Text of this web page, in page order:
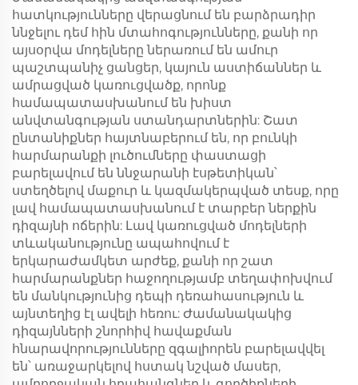
հատկությունները վերացնում են բարձրադիր
ննջելու դեմ հին մտահոգությունները, քանի որ
այսօրվա մոդելները ներառում են ամուր
պաշտպանիչ ցանցեր, կայուն աստիճաններ և
ամրացված կառուցվածք, որոնք
համապատասխանում են խիստ
անվտանգության ստանդարտներին: Շատ
ընտանիքներ հայտնաբերում են, որ բունկի
հարմարանքի լուծումները փաստացի
բարելավում են ննջարանի էսթետիկան՝
ստեղծելով մաքուր և կազմակերպված տեսք, որը
լավ համապատասխանում է տարբեր ներքին
դիզայնի ոճերին: Լավ կառուցված մոդելների
տևականությունը ապահովում է
երկարաժամկետ արժեք, քանի որ շատ
հարմարանքներ հաջողությամբ տեղափոխվում
են մանկությունից դեպի դեռահասություն և
այնտեղից էլ ավելի հեռու: Ժամանակակից
դիզայնների շնորհիվ հավաքման
հնարավորությունները զգալիորեն բարելավվել
են՝ առաջարկելով հստակ նշված մասեր,